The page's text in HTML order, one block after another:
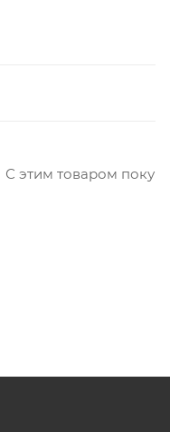
С этим товаром